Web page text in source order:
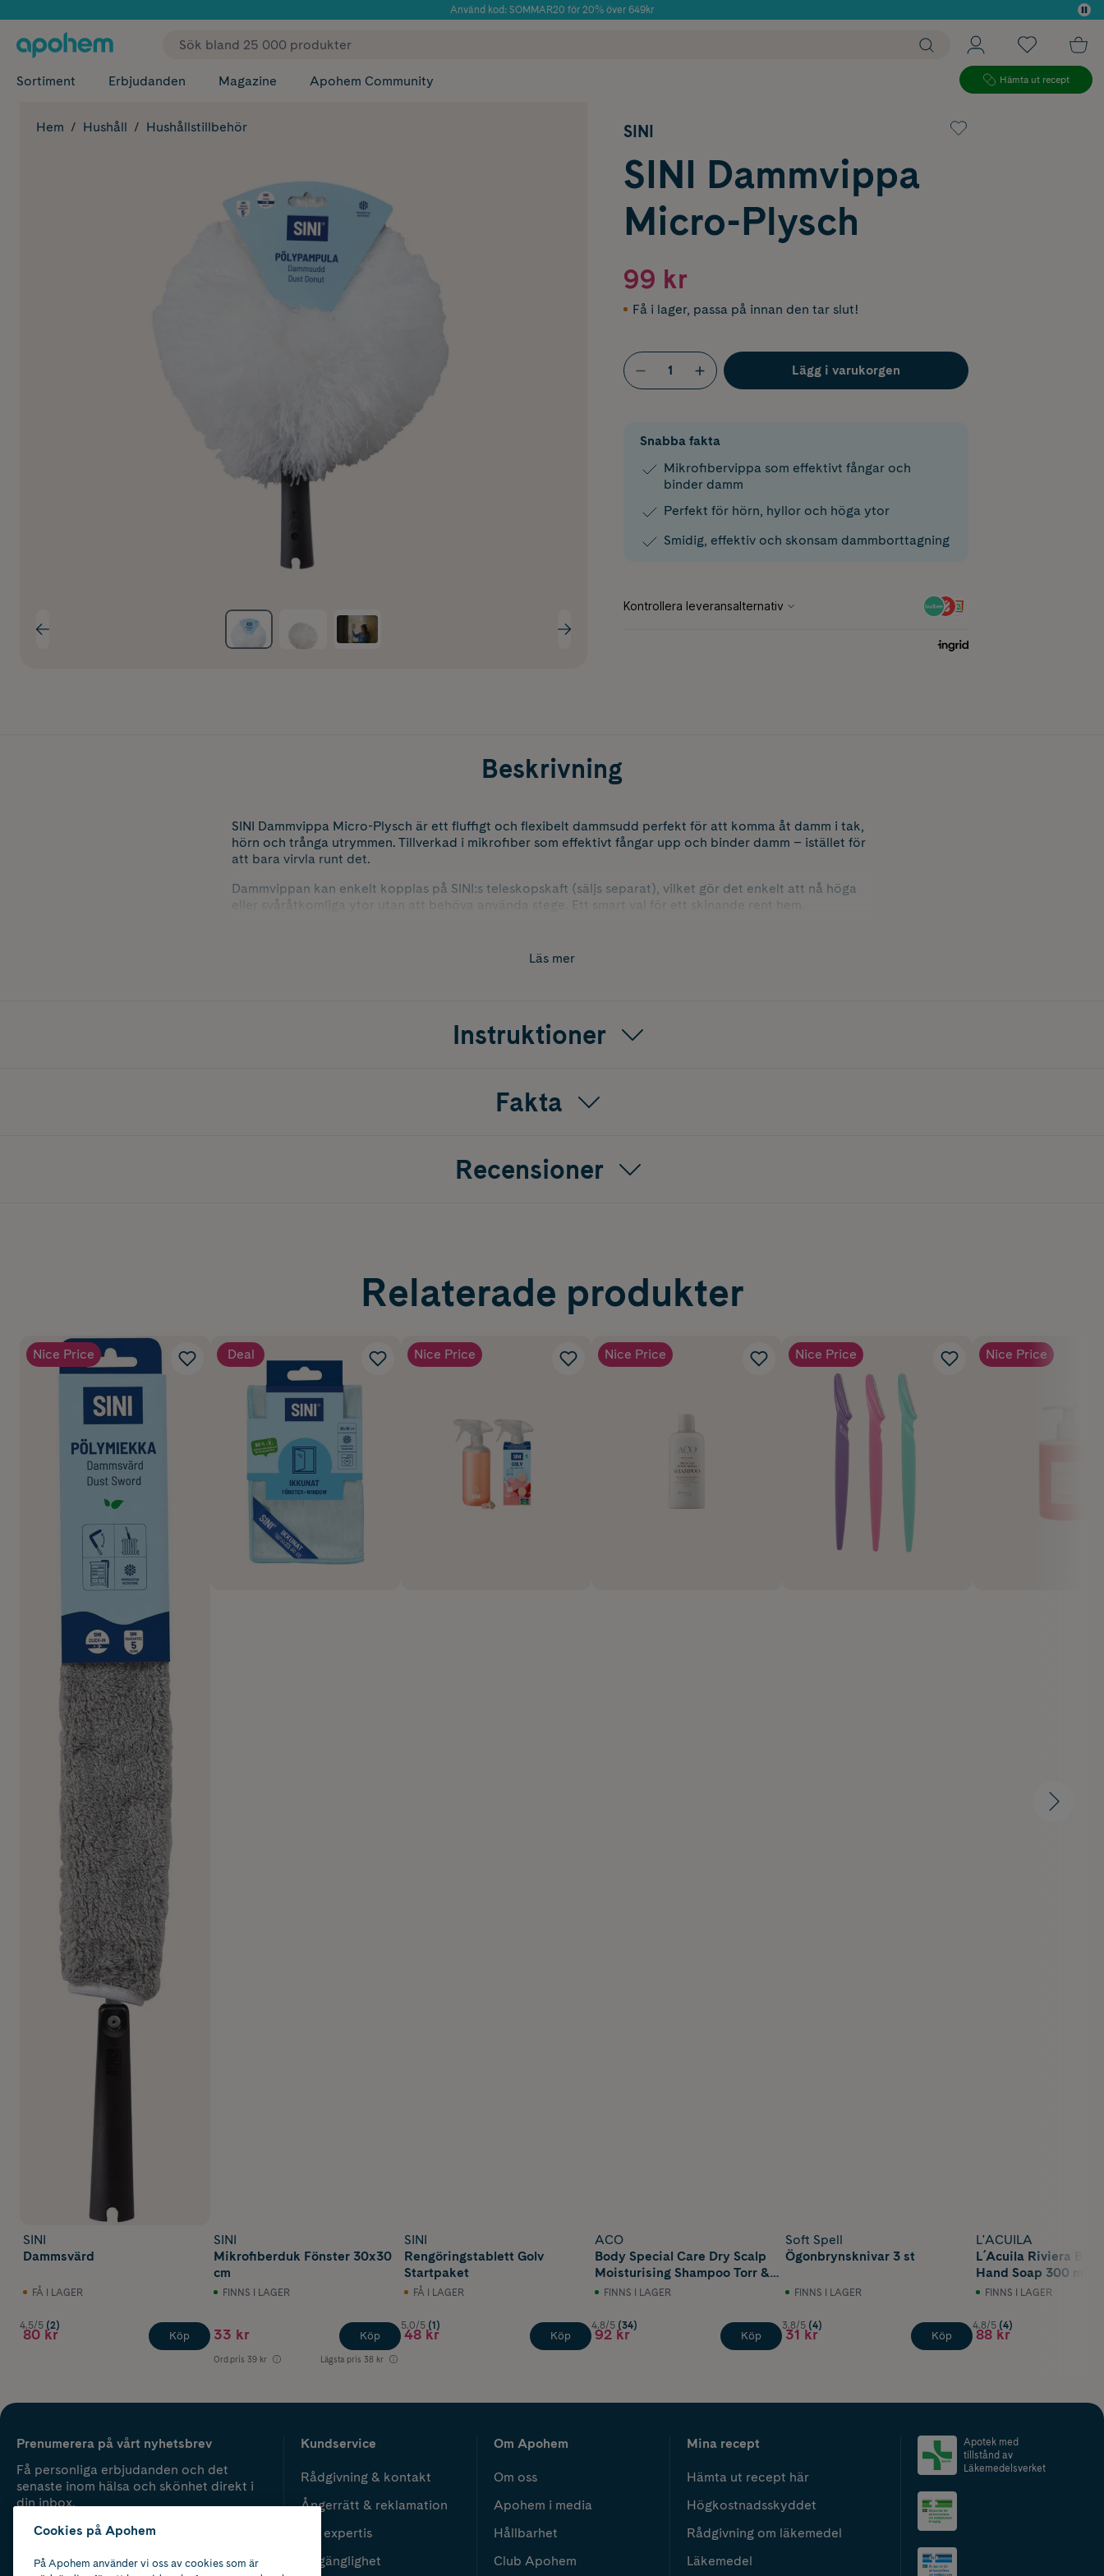
Använd kod: SOMMAR20 för 20% över 649kr
✓ Fri frakt
Sortiment Erbjudanden Magazine Apohem Community Hämta ut recept
Hem Hushåll Hushållstillbehör SINI
SINI Dammvippa
Micro-Plysch
99 kr
Få i lager, passa på innan den tar slut!
Lägg i varukorgen
Snabba fakta
Mikrofibervippa som effektivt fångar och
binder damm
Perfekt för hörn, hyllor och höga ytor
Smidig, effektiv och skonsam dammborttagning
Beskrivning
SINI Dammvippa Micro-Plysch är ett fluffigt och flexibelt dammsudd perfekt för att komma åt damm i tak,
hörn och trånga utrymmen. Tillverkad i mikrofiber som effektivt fångar upp och binder damm – istället för
att bara virvla runt det.
Dammvippan kan enkelt kopplas på SINI:s teleskopskaft (säljs separat), vilket gör det enkelt att nå höga
eller svåråtkomliga ytor utan att behöva använda stege. Ett smart val för ett skinande rent hem.
Läs mer
Instruktioner
Fakta
Recensioner
Relaterade produkter
Nice Price
SINI
Dammsvärd
FÅ I LAGER
4.5/5 (2)
80 kr Köp
Deal
SINI
Mikrofiberduk Fönster 30x30
cm
FINNS I LAGER
33 kr
Ord.pris 39 kr Lägsta pris 38 kr
Köp
Nice Price
SINI
Rengöringstablett Golv
Startpaket
FÅ I LAGER
5.0/5 (1)
48 kr Köp
Nice Price
ACO
Body Special Care Dry Scalp
Moisturising Shampoo Torr &
Känslig Hårbotten 200 ml
FINNS I LAGER
4.8/5 (34)
92 kr Köp
Nice Price
Soft Spell
Ögonbrynsknivar 3 st
FINNS I LAGER
3.8/5 (4)
31 kr Köp
Nice Price
L'ACUILA
L´Acuila Riviera
Hand Soap 300 ml
FINNS I LAGER
4.8/5 (4)
88 kr
Prenumerera på vårt nyhetsbrev
Få personliga erbjudanden och det
senaste inom hälsa och skönhet direkt i
din inbox.
Kundservice
Rådgivning & kontakt
Ångerrätt & reklamation
Vår expertis
Tillgänglighet
Om Apohem
Om oss
Apohem i media
Hållbarhet
Club Apohem
Mina recept
Hämta ut recept här
Högkostnadsskyddet
Rådgivning om läkemedel
Läkemedel
Apotek med
tillstånd av
Läkemedelsverket
Cookies på Apohem
På Apohem använder vi oss av cookies som är